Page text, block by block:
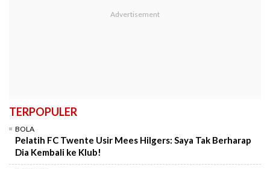
TERPOPULER
BOLA
Pelatih FC Twente Usir Mees Hilgers: Saya Tak Berharap
Dia Kembali ke Klub!